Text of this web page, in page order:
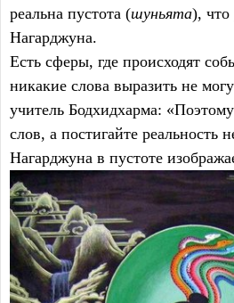
реальна пустота (шуньята), что
Нагарджуна.
Есть сферы, где происходят
никакие слова выразить не
учитель Бодхидхарма:
слов, а постигайте реальность
Нагарджуна в пустоте